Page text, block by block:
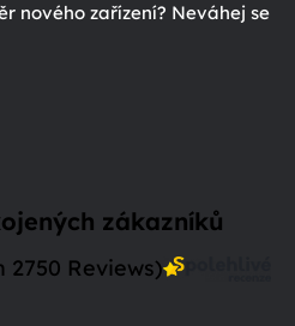
nového zařízení? Neváhej se
zákazníků
2750 Reviews)